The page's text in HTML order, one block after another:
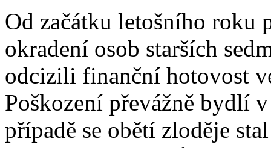
Od začátku letošního roku
okradení osob starších
odcizili finanční hotovost
Poškození převážně bydlí
případě se obětí zloděje